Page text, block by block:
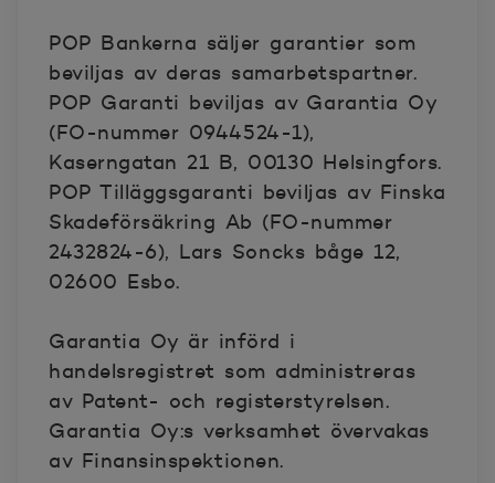
POP Bankerna säljer garantier som
beviljas av deras samarbetspartner.
POP Garanti beviljas av Garantia Oy
(FO-nummer 0944524-1),
Kaserngatan 21 B, 00130 Helsingfors.
POP Tilläggsgaranti beviljas av Finska
Skadeförsäkring Ab (FO-nummer
2432824-6), Lars Soncks båge 12,
02600 Esbo.
Garantia Oy är införd i
handelsregistret som administreras
av Patent- och registerstyrelsen.
Garantia Oy:s verksamhet övervakas
av Finansinspektionen.